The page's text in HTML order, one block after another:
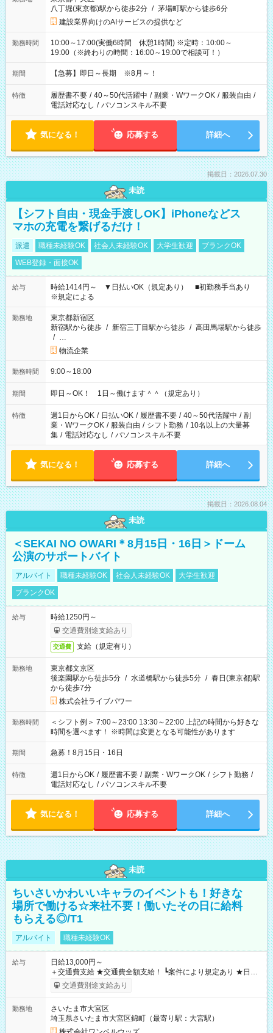
八丁堀(東京都)駅から徒歩2分 / 茅場町駅から徒歩6分
建設業界向けのAIサービスの提供など
勤務時間
10:00～17:00(実働6時間 休憩1時間) ※定時：10:00～
19:00（※終わりの時間：16:00～19:00で相談可！）
期間 【急募】即日～長期 ※8月～！
特徴 履歴書不要 / 40～50代活躍中 / 副業・WワークOK / 服装自由 /
電話対応なし / パソコンスキル不要
気になる！ 応募する 詳細へ
掲載日：2026.07.30
未読
【シフト自由・現金手渡しOK】iPhoneなどス
マホの充電を繋げるだけ！
派遣 職種未経験OK 社会人未経験OK 大学生歓迎
ブランクOK
WEB登録・面接OK
給与
時給1414円～ ▼日払いOK（規定あり） ■初勤務手当あり
※規定による
勤務地
東京都新宿区
新宿駅から徒歩 / 新宿三丁目駅から徒歩 / 高田馬場駅から徒歩
/ …
物流企業
勤務時間 9:00～18:00
期間 即日～OK！ 1日～働けます＾＾（規定あり）
特徴 週1日からOK / 日払いOK / 履歴書不要 / 40～50代活躍中 / 副
業・WワークOK / 服装自由 / シフト勤務 / 10名以上の大量募
集 / 電話対応なし / パソコンスキル不要
気になる！ 応募する 詳細へ
掲載日：2026.08.04
未読
＜SEKAI NO OWARI＊8月15日・16日＞ドーム
公演のサポートバイト
アルバイト 職種未経験OK 社会人未経験OK
大学生歓迎
ブランクOK
給与
時給1250円～
交通費別途支給あり
交通費 支給（規定有り）
勤務地
東京都文京区
後楽園駅から徒歩5分 / 水道橋駅から徒歩5分 / 春日(東京都)駅
から徒歩7分
株式会社ライブパワー
勤務時間
＜シフト例＞ 7:00～23:00 13:30～22:00 上記の時間から好きな
時間を選べます！ ※時間は変更となる可能性があります
期間 急募！8月15日・16日
特徴 週1日からOK / 履歴書不要 / 副業・WワークOK / シフト勤務 /
電話対応なし / パソコンスキル不要
気になる！ 応募する 詳細へ
未読
ちいさいかわいいキャラのイベントも！好きな
場所で働ける☆来社不要！働いたその日に給料
もらえる◎/T1
アルバイト 職種未経験OK
給与
日給13,000円～
＋交通費支給 ★交通費全額支給！ ┗案件により規定あり ★日払
いOK！（規定あり） ┗働いたその日に現金GET♪ お仕事後はコ
ンビニATMから 日払い分を引き落とせます！ 【試用期間】試
交通費別途支給あり
勤務地
さいたま市大宮区
埼玉県さいたま市大宮区錦町（最寄り駅：大宮駅）